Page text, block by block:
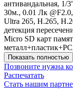
антивандальная,
30м., 0.01 Лк
Ultra 265, H.265,
детекция
Micro SD карт
Показать полностью
Позвоните нужна
Распечатать
Стать нашим